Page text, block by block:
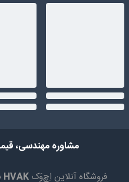
مشاوره مهندسی،
فروشگاه آنلاین اِچ‌وَک HVAK